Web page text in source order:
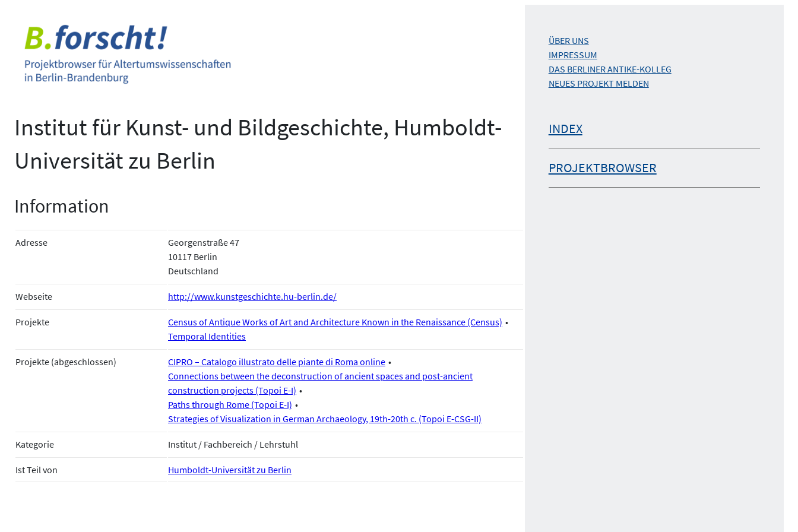
springen
Institut für Kunst- und Bildgeschichte, Humboldt-
Universität zu Berlin
Information
Adresse
Georgenstraße 47
10117 Berlin
Deutschland
Webseite http://www.kunstgeschichte.hu-berlin.de/
Projekte
Census of Antique Works of Art and Architecture Known in the Renaissance (Census)
Temporal Identities
Projekte (abgeschlossen)
CIPRO – Catalogo illustrato delle piante di Roma online
Connections between the deconstruction of ancient spaces and post-ancient
construction projects (Topoi E-I)
Paths through Rome (Topoi E-I)
Strategies of Visualization in German Archaeology, 19th-20th c. (Topoi E-CSG-II)
Kategorie Institut / Fachbereich / Lehrstuhl
Ist Teil von Humboldt-Universität zu Berlin
ÜBER UNS
IMPRESSUM
DAS BERLINER ANTIKE-KOLLEG
NEUES PROJEKT MELDEN
INDEX
PROJEKTBROWSER